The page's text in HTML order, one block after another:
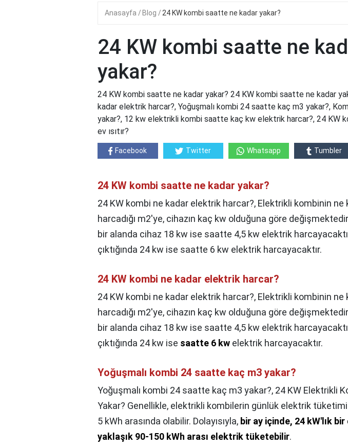
Anasayfa Blog 24 KW kombi saatte ne kadar yakar?
24 KW kombi saatte ne
yakar?
24 KW kombi saatte ne kadar yakar? 24 KW kombi saatte ne kadar
kadar elektrik harcar?, Yoğuşmalı kombi 24 saatte kaç m3 yakar?,
yakar?, 12 kw elektrikli kombi saatte kaç kw elektrik harcar?, 24 KW
ev ısıtır?
Facebook Twitter Whatsapp Tumbler
24 KW kombi saatte ne kadar yakar?
24 KW kombi ne kadar elektrik harcar?, Elektrikli kombinin ne
harcadığı m2'ye, cihazın kaç kw olduğuna göre
bir alanda cihaz 18 kw ise saatte 4,5 kw elektrik
çıktığında 24 kw ise saatte 6 kw elektrik harcayacaktır.
24 KW kombi ne kadar elektrik harcar?
24 KW kombi ne kadar elektrik harcar?, Elektrikli kombinin ne
harcadığı m2'ye, cihazın kaç kw olduğuna göre
bir alanda cihaz 18 kw ise saatte 4,5 kw elektrik
çıktığında 24 kw ise saatte 6 kw elektrik harcayacaktır.
Yoğuşmalı kombi 24 saatte kaç m3 yakar?
Yoğuşmalı kombi 24 saatte kaç m3 yakar?, 24 KW Elektrikli
Yakar? Genellikle, elektrikli kombilerin günlük elektrik
5 kWh arasında olabilir. Dolayısıyla, bir ay içinde, 24 kW'lık
yaklaşık 90-150 kWh arası elektrik tüketebilir.